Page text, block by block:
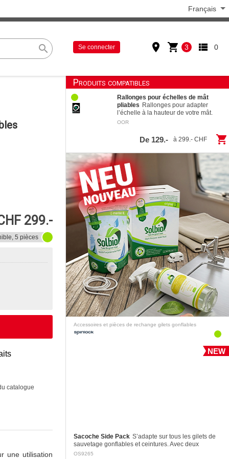
Français
search Se connecter place shopping_cart 3 view_list 0
299.-
5 pièces
catalogue
une utilisation
Produits compatibles
Rallonges pour échelles de mât
pliables Rallonges pour adapter
l’échelle à la hauteur de votre mât.
OOR
à 299.- CHF
De 129.- shopping_cart
Accessoires et pièces de rechange gilets gonflables
NEW
Sacoche Side Pack S’adapte sur tous les gilets de
sauvetage gonflables et ceintures. Avec deux
attaches Velcro double sécurité.
OS9265